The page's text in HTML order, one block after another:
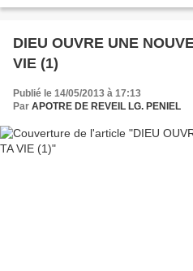
DIEU OUVRE UNE
VIE (1)
Publié le 14/05/2013 à 17:13
Par APOTRE DE REVEIL LG. PENIEL